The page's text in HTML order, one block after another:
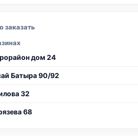
заказать
дом 24
Батыра 90/92
32
68